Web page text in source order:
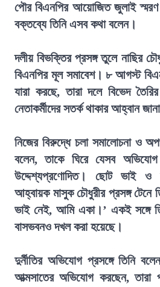
পৌর বিএনপির আয়োজিত জুলাই স্মরণ
বক্তব্যে তিনি এসব কথা বলেন।
দলীয় বিভক্তির প্রসঙ্গ তুলে নাছির
বিএনপির মূল সমাবেশ। ৮ আগস্ট
যারা করছে, তারা দলে বিভেদ
নেতাকর্মীদের সতর্ক থাকার আহ্বান
নিজের বিরুদ্ধে চলা সমালোচনা ও
বলেন, তাকে ঘিরে যেসব
উদ্দেশ্যপ্রণোদিত। ছোট ভাই ও
আহ্বায়ক মাসুক চৌধুরীর প্রসঙ্গ টেনে
ভাই নেই, আমি একা।’ একই সঙ্গে
বাসভবনও দখল করা হয়েছে।
দুর্নীতির অভিযোগ প্রসঙ্গে তিনি
আত্মসাতের অভিযোগ করছেন,